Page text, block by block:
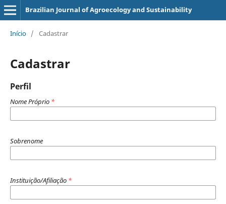
Brazilian Journal of Agroecology and Sustainability
Início / Cadastrar
Cadastrar
Perfil
Nome Próprio *
Sobrenome
Instituição/Afiliação *